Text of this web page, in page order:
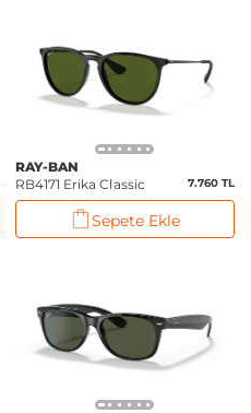
RAY-BAN
RB4171 Erika Classic
7.760 TL
Sepete Ekle